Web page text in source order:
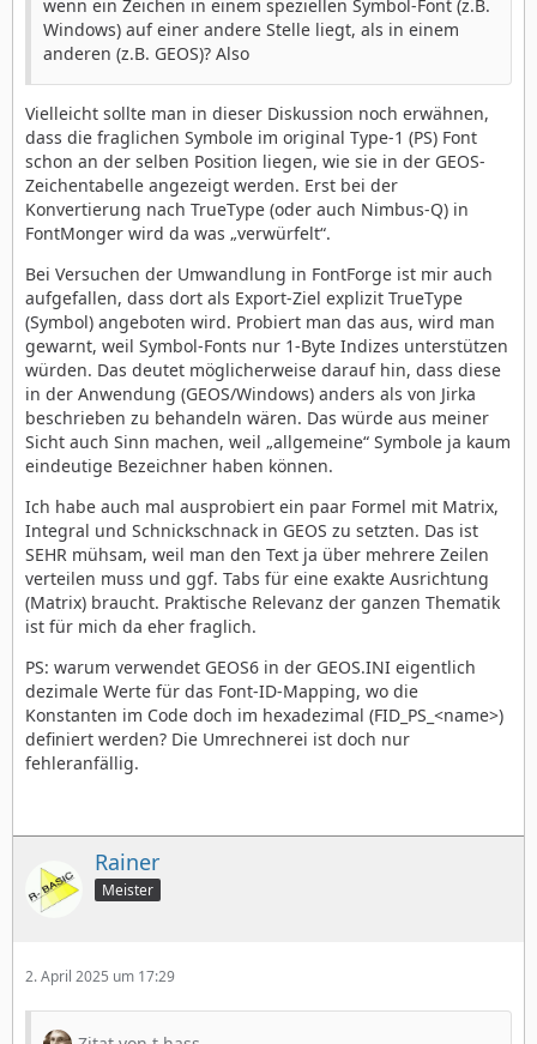
wenn ein Zeichen in einem speziellen Symbol-Font (z.B.
Windows) auf einer andere Stelle liegt, als in einem
anderen (z.B. GEOS)? Also
Vielleicht sollte man in dieser Diskussion noch erwähnen,
dass die fraglichen Symbole im original Type-1 (PS) Font
schon an der selben Position liegen, wie sie in der GEOS-
Zeichentabelle angezeigt werden. Erst bei der
Konvertierung nach TrueType (oder auch Nimbus-Q) in
FontMonger wird da was „verwürfelt“.
Bei Versuchen der Umwandlung in FontForge ist mir auch
aufgefallen, dass dort als Export-Ziel explizit TrueType
(Symbol) angeboten wird. Probiert man das aus, wird man
gewarnt, weil Symbol-Fonts nur 1-Byte Indizes unterstützen
würden. Das deutet möglicherweise darauf hin, dass diese
in der Anwendung (GEOS/Windows) anders als von Jirka
beschrieben zu behandeln wären. Das würde aus meiner
Sicht auch Sinn machen, weil „allgemeine“ Symbole ja kaum
eindeutige Bezeichner haben können.
Ich habe auch mal ausprobiert ein paar Formel mit Matrix,
Integral und Schnickschnack in GEOS zu setzten. Das ist
SEHR mühsam, weil man den Text ja über mehrere Zeilen
verteilen muss und ggf. Tabs für eine exakte Ausrichtung
(Matrix) braucht. Praktische Relevanz der ganzen Thematik
ist für mich da eher fraglich.
PS: warum verwendet GEOS6 in der GEOS.INI eigentlich
dezimale Werte für das Font-ID-Mapping, wo die
Konstanten im Code doch im hexadezimal (FID_PS_<name>)
definiert werden? Die Umrechnerei ist doch nur
fehleranfällig.
Rainer
Meister
2. April 2025 um 17:29